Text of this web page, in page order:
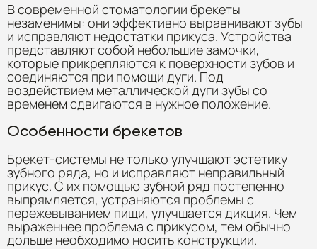
В современной стоматологии брекеты
незаменимы: они эффективно выравнивают зубы
и исправляют недостатки прикуса. Устройства
представляют собой небольшие замочки,
которые прикрепляются к поверхности зубов и
соединяются при помощи дуги. Под
воздействием металлической дуги зубы со
временем сдвигаются в нужное положение.
Особенности брекетов
Брекет-системы не только улучшают эстетику
зубного ряда, но и исправляют неправильный
прикус. С их помощью зубной ряд постепенно
выпрямляется, устраняются проблемы с
пережевыванием пищи, улучшается дикция. Чем
выраженнее проблема с прикусом, тем обычно
дольше необходимо носить конструкции.